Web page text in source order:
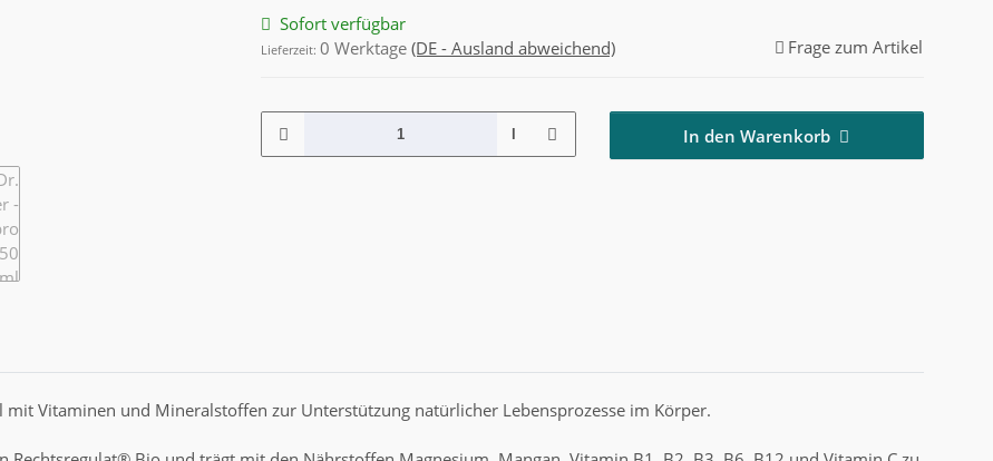
Sofort verfügbar
Lieferzeit: 0 Werktage (DE - Ausland abweichend) Frage zum Artikel
In den Warenkorb
Vitaminen und Mineralstoffen zur Unterstützung natürlicher Lebensprozesse im Körper.